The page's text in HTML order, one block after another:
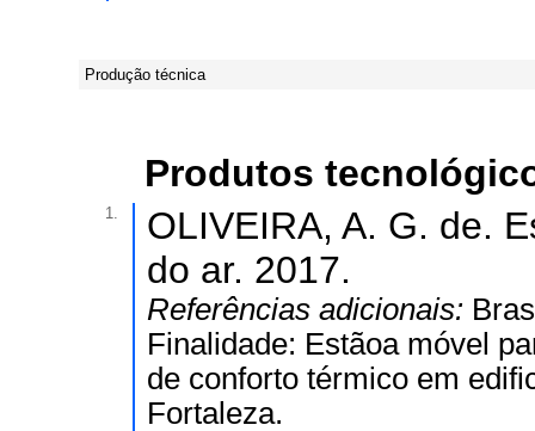
Produção técnica
Produtos
1.
OLIVEIRA, A. G. de.
do ar. 2017.
Referências adicionais:
Finalidade: Estãoa móvel
de conforto térmico em
Fortaleza.